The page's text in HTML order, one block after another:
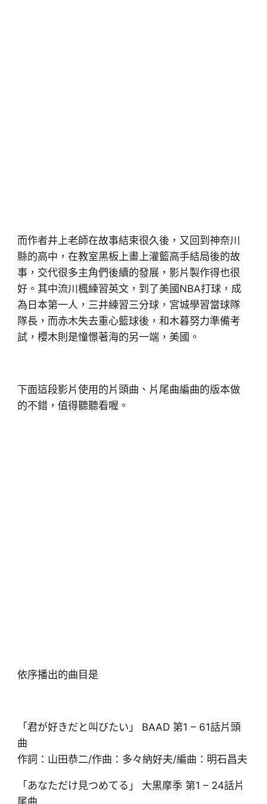
而作者井上老師在故事結束很久後，又回到神奈川
縣的高中，在教室黑板上畫上灌籃高手結局後的故
事，交代很多主角們後續的發展，影片製作得也很
好。其中流川楓練習英文，到了美國NBA打球，成
為日本第一人，三井練習三分球，宮城學習當球隊
隊長，而赤木失去重心籃球後，和木暮努力準備考
試，櫻木則是憧憬著海的另一端，美國。
下面這段影片使用的片頭曲、片尾曲編曲的版本做
的不錯，值得聽聽看喔。
依序播出的曲目是
「君が好きだと叫びたい」 BAAD 第1 – 61話片頭
曲
作詞：山田恭二/作曲：多々納好夫/編曲：明石昌夫
「あなただけ見つめてる」 大黒摩季 第1 – 24話片
尾曲